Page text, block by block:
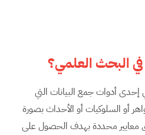
البحث العلمي؟
أدوات جمع البيانات التي
أو السلوكيات أو الأحداث بصورة
معايير محددة بهدف الحصول على